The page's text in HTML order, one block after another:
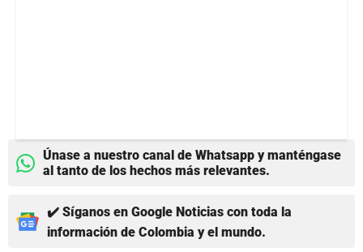
Únase a nuestro canal de Whatsapp y manténgase
al tanto de los hechos más relevantes.
✔️ Síganos en Google Noticias con toda la
información de Colombia y el mundo.